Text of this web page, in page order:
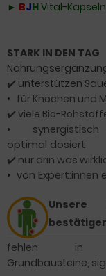
► BJHVital-
STARK IN DEN TAG
✔️ unterstützen
• für Knochen und
✔️ viele Bio-
•
optimal dosiert
✔️ nur drin was
• von Expert:innen
Unsere
fehlen in
Grundbausteine,